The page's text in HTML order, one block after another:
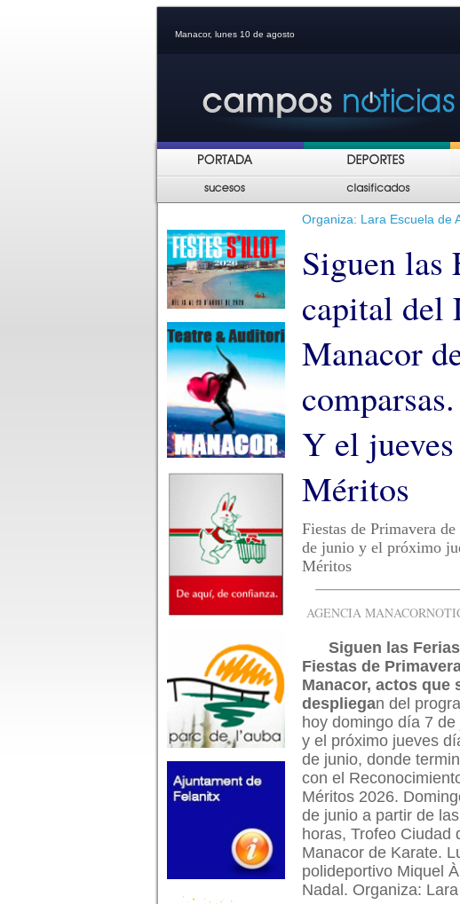
Manacor, lunes 10 de agosto
Organiza: Lara Escuela de
Siguen las
capital del
Manacor
Y el
Méritos
Fiestas de Primavera
de junio y el próximo
Méritos
AGENCIA
Siguen las
Fiestas de
Manacor, actos que
despliegan del
hoy domingo día 7 de
y el próximo jueves
de junio, donde
con el
Méritos 2026.
de junio a partir de
horas, Trofeo Ciudad
Manacor de Karate.
polideportivo Miquel
Nadal. Organiza: